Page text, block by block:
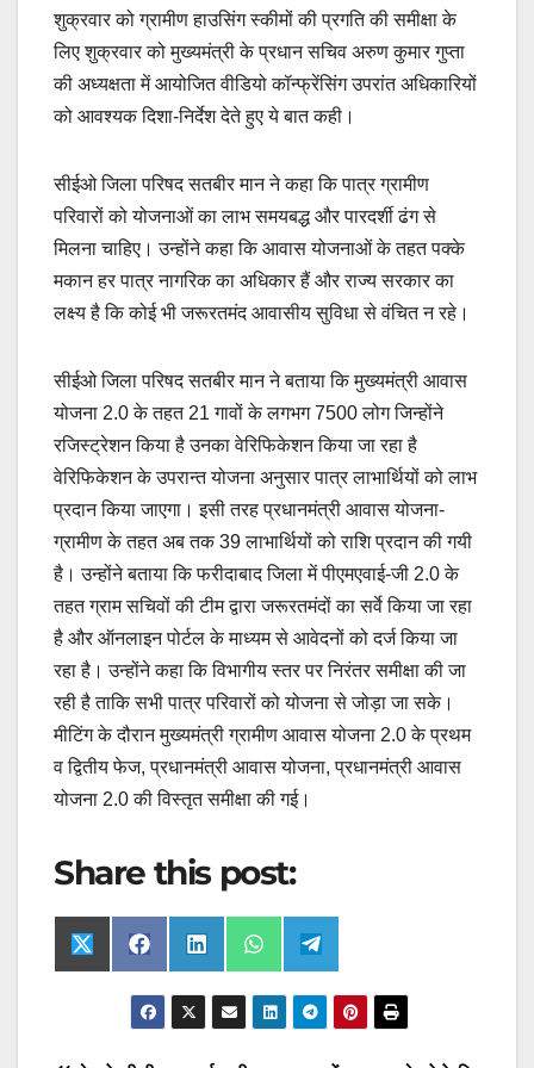
शुक्रवार को ग्रामीण हाउसिंग स्कीमों की प्रगति की समीक्षा के
लिए शुक्रवार को मुख्यमंत्री के प्रधान सचिव अरुण कुमार गुप्ता
की अध्यक्षता में आयोजित वीडियो कॉन्फ्रेंसिंग उपरांत अधिकारियों
को आवश्यक दिशा-निर्देश देते हुए ये बात कही।
सीईओ जिला परिषद सतबीर मान ने कहा कि पात्र ग्रामीण
परिवारों को योजनाओं का लाभ समयबद्ध और पारदर्शी ढंग से
मिलना चाहिए। उन्होंने कहा कि आवास योजनाओं के तहत पक्के
मकान हर पात्र नागरिक का अधिकार हैं और राज्य सरकार का
लक्ष्य है कि कोई भी जरूरतमंद आवासीय सुविधा से वंचित न रहे।
सीईओ जिला परिषद सतबीर मान ने बताया कि मुख्यमंत्री आवास
योजना 2.0 के तहत 21 गावों के लगभग 7500 लोग जिन्होंने
रजिस्ट्रेशन किया है उनका वेरिफिकेशन किया जा रहा है
वेरिफिकेशन के उपरान्त योजना अनुसार पात्र लाभार्थियों को लाभ
प्रदान किया जाएगा। इसी तरह प्रधानमंत्री आवास योजना-
ग्रामीण के तहत अब तक 39 लाभार्थियों को राशि प्रदान की गयी
है। उन्होंने बताया कि फरीदाबाद जिला में पीएमएवाई-जी 2.0 के
तहत ग्राम सचिवों की टीम द्वारा जरूरतमंदों का सर्वे किया जा रहा
है और ऑनलाइन पोर्टल के माध्यम से आवेदनों को दर्ज किया जा
रहा है। उन्होंने कहा कि विभागीय स्तर पर निरंतर समीक्षा की जा
रही है ताकि सभी पात्र परिवारों को योजना से जोड़ा जा सके।
मीटिंग के दौरान मुख्यमंत्री ग्रामीण आवास योजना 2.0 के प्रथम
व द्वितीय फेज, प्रधानमंत्री आवास योजना, प्रधानमंत्री आवास
योजना 2.0 की विस्तृत समीक्षा की गई।
Share this post:
Share
on
X
(
Share
on
F
a
c
e
b
Share
on
L
i
n
e
Share
on
W
h
a
t
s
Share
on
T
e
l
g